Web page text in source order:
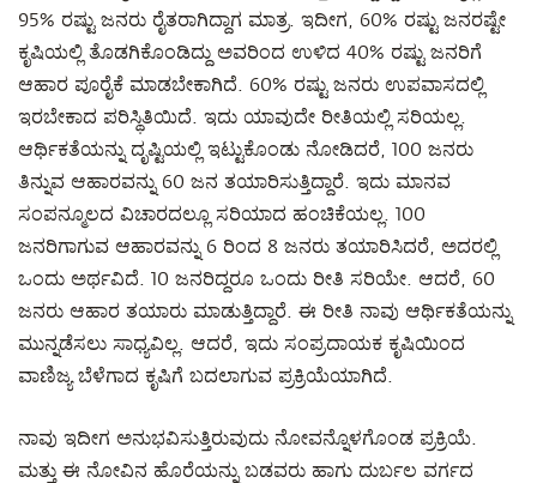
95% ರಷ್ಟು ಜನರು ರೈತರಾಗಿದ್ದಾಗ ಮಾತ್ರ. ಇದೀಗ, 60% ರಷ್ಟು ಜನರಷ್ಟೇ
ಕೃಷಿಯಲ್ಲಿ ತೊಡಗಿಕೊಂಡಿದ್ದು ಅವರಿಂದ ಉಳಿದ 40% ರಷ್ಟು ಜನರಿಗೆ
ಆಹಾರ ಪೂರೈಕೆ ಮಾಡಬೇಕಾಗಿದೆ. 60% ರಷ್ಟು ಜನರು ಉಪವಾಸದಲ್ಲಿ
ಇರಬೇಕಾದ ಪರಿಸ್ಥಿತಿಯಿದೆ. ಇದು ಯಾವುದೇ ರೀತಿಯಲ್ಲಿ ಸರಿಯಲ್ಲ.
ಆರ್ಥಿಕತೆಯನ್ನು ದೃಷ್ಟಿಯಲ್ಲಿ ಇಟ್ಟುಕೊಂಡು ನೋಡಿದರೆ, 100 ಜನರು
ತಿನ್ನುವ ಆಹಾರವನ್ನು 60 ಜನ ತಯಾರಿಸುತ್ತಿದ್ದಾರೆ. ಇದು ಮಾನವ
ಸಂಪನ್ಮೂಲದ ವಿಚಾರದಲ್ಲೂ ಸರಿಯಾದ ಹಂಚಿಕೆಯಲ್ಲ. 100
ಜನರಿಗಾಗುವ ಆಹಾರವನ್ನು 6 ರಿಂದ 8 ಜನರು ತಯಾರಿಸಿದರೆ, ಅದರಲ್ಲಿ
ಒಂದು ಅರ್ಥವಿದೆ. 10 ಜನರಿದ್ದರೂ ಒಂದು ರೀತಿ ಸರಿಯೇ. ಆದರೆ, 60
ಜನರು ಆಹಾರ ತಯಾರು ಮಾಡುತ್ತಿದ್ದಾರೆ. ಈ ರೀತಿ ನಾವು ಆರ್ಥಿಕತೆಯನ್ನು
ಮುನ್ನಡೆಸಲು ಸಾಧ್ಯವಿಲ್ಲ. ಆದರೆ, ಇದು ಸಂಪ್ರದಾಯಕ ಕೃಷಿಯಿಂದ
ವಾಣಿಜ್ಯ ಬೆಳೆಗಾದ ಕೃಷಿಗೆ ಬದಲಾಗುವ ಪ್ರಕ್ರಿಯೆಯಾಗಿದೆ.
ನಾವು ಇದೀಗ ಅನುಭವಿಸುತ್ತಿರುವುದು ನೋವನ್ನೊಳಗೊಂಡ ಪ್ರಕ್ರಿಯೆ.
ಮತ್ತು ಈ ನೋವಿನ ಹೊರೆಯನ್ನು ಬಡವರು ಹಾಗು ದುರ್ಬಲ ವರ್ಗದ